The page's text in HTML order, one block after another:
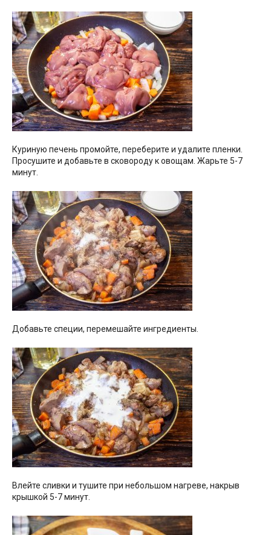
Куриную печень промойте, переберите и удалите пленки.
Просушите и добавьте в сковороду к овощам. Жарьте 5-7
минут.
Добавьте специи, перемешайте ингредиенты.
Влейте сливки и тушите при небольшом нагреве, накрыв
крышкой 5-7 минут.